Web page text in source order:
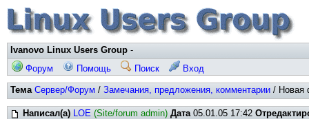
Ivanovo Linux Users Group -
Форум
Помощь Поиск Вход
Тема Сервер/Форум / Замечания, предложения, комментарии / Новая
Написал(а) LOE (Site/forum admin) Дата05.01.05 17:42